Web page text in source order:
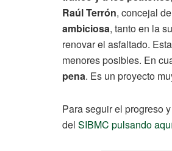
Raúl Terrón, concejal
ambiciosa, tanto en la
renovar el asfaltado.
menores posibles. En
pena. Es un proyecto
Para seguir el progreso
del SIBMC pulsando